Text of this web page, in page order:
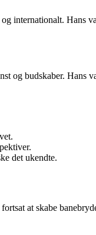
internationalt. Hans
budskaber. Hans
det ukendte.
at skabe